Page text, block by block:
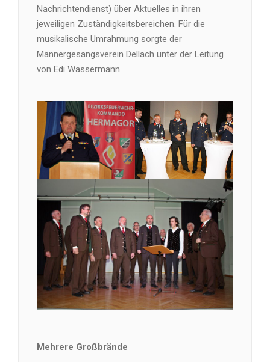
Nachrichtendienst) über Aktuelles in ihren
jeweiligen Zuständigkeitsbereichen. Für die
musikalische Umrahmung sorgte der
Männergesangsverein Dellach unter der Leitung
von Edi Wassermann.
Mehrere Großbrände